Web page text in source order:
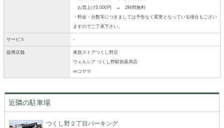
お買上げ3,000円 → 2時間無料
・料金・台数等につきましては予告なく変更となっている場合もござい
ますのでご了承下さい。
サービス -
提携店舗
東急ストアつくし野店
ウェルシア つくし野駅前薬局店
㈱コヤマ
近隣の駐車場
つくし野２丁目パーキング